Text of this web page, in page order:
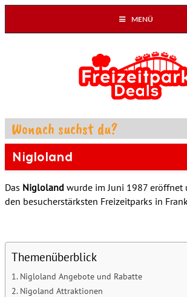
MENÜ
Nigloland
Das Nigloland wurde im Juni 1987 eröffnet
den besucherstärksten Freizeitparks in
Themenüberblick
Nigloland Angebote und Rabatte
Nigoland Attraktionen